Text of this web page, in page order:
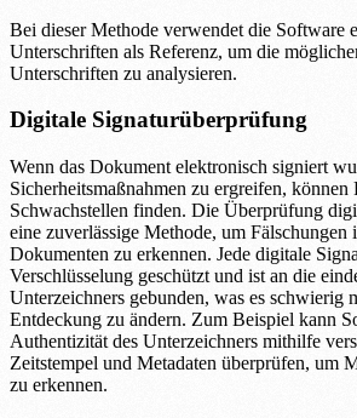
Bei dieser Methode verwendet die Software
Unterschriften als Referenz, um die
Unterschriften zu analysieren.
Digitale Signaturüberprüfung
Wenn das Dokument elektronisch signiert
Sicherheitsmaßnahmen zu ergreifen, können
Schwachstellen finden. Die Überprüfung
eine zuverlässige Methode, um Fälschungen
Dokumenten zu erkennen. Jede digitale
Verschlüsselung geschützt und ist an die
Unterzeichners gebunden, was es schwierig
Entdeckung zu ändern. Zum Beispiel kann
Authentizität des Unterzeichners mithilfe
Zeitstempel und Metadaten überprüfen, um
zu erkennen.